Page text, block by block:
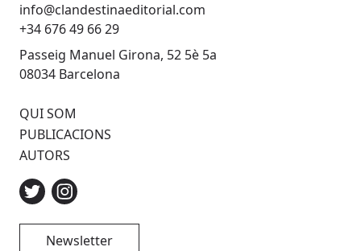
info@clandestinaeditorial.com
+34 676 49 66 29
Passeig Manuel Girona, 52 5è 5a
08034 Barcelona
QUI SOM
PUBLICACIONS
AUTORS
Newsletter